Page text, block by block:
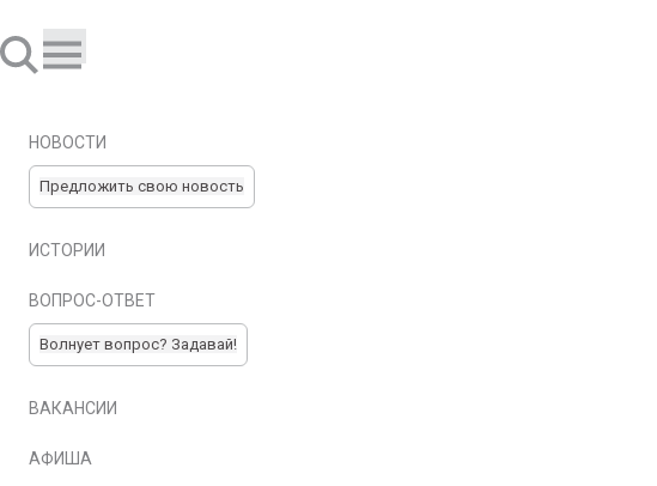
НОВОСТИ
Предложить свою новость
ИСТОРИИ
ВОПРОС-ОТВЕТ
Волнует вопрос? Задавай!
ВАКАНСИИ
АФИША